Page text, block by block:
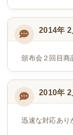
2014年 2
頒布会２回目商
2010年 2
迅速な対応あり